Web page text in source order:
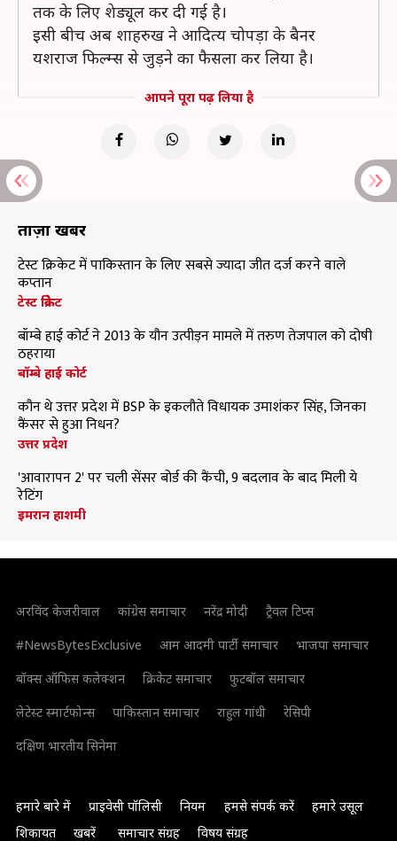
तक के लिए शेड्यूल कर दी गई है।
इसी बीच अब शाहरुख ने आदित्य चोपड़ा के बैनर
यशराज फिल्म्स से जुड़ने का फैसला कर लिया है।
आपने पूरा पढ़ लिया है
ताज़ा खबरें
टेस्ट क्रिकेट में पाकिस्तान के लिए सबसे ज्यादा जीत दर्ज करने वाले
कप्तान
टेस्ट क्रिकेट
बॉम्बे हाई कोर्ट ने 2013 के यौन उत्पीड़न मामले में तरुण तेजपाल को दोषी
ठहराया
बॉम्बे हाई कोर्ट
कौन थे उत्तर प्रदेश में BSP के इकलौते विधायक उमाशंकर सिंह, जिनका
कैंसर से हुआ निधन?
उत्तर प्रदेश
'आवारापन 2' पर चली सेंसर बोर्ड की कैंची, 9 बदलाव के बाद मिली ये
रेटिंग
इमरान हाशमी
अरविंद केजरीवाल कांग्रेस समाचार नरेंद्र मोदी
ट्रैवल टिप्स
#NewsBytesExclusive
आम आदमी पार्टी समाचार
भाजपा समाचार
बॉक्स ऑफिस कलेक्शन
क्रिकेट समाचार
फुटबॉल समाचार
लेटेस्ट स्मार्टफोन्स
पाकिस्तान समाचार राहुल गांधी
रेसिपी
दक्षिण भारतीय सिनेमा
हमारे बारे में प्राइवेसी पॉलिसी नियम हमसे संपर्क करें
हमारे उसूल
शिकायत
खबरें समाचार संग्रह विषय संग्रह